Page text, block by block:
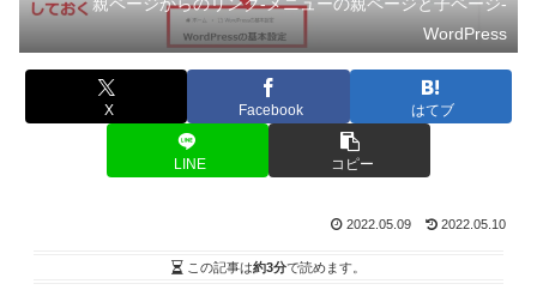
WordPress
X Facebook はてブ
LINE コピー
2022.05.09 2022.05.10
この記事は約3分で読めます。